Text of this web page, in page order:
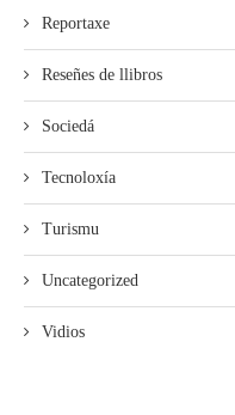
Reportaxe
Reseñes de llibros
Sociedá
Tecnoloxía
Turismu
Uncategorized
Vidios